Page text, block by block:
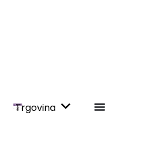
Trgovina